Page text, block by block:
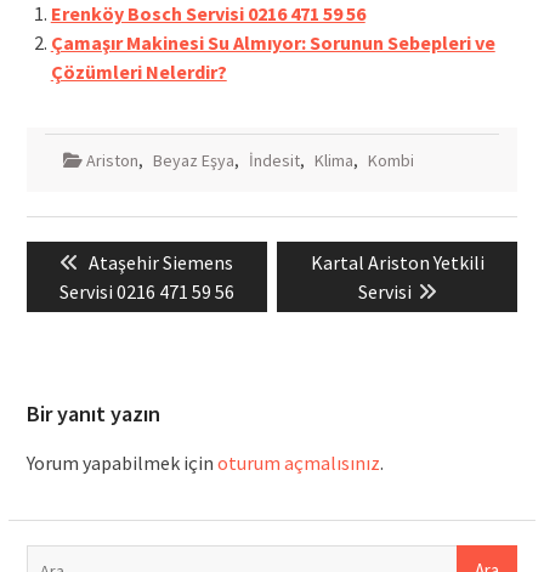
Erenköy Bosch Servisi 0216 471 59 56
Çamaşır Makinesi Su Almıyor: Sorunun Sebepleri ve
Çözümleri Nelerdir?
Ariston, Beyaz Eşya, İndesit, Klima, Kombi
gezinmesi
Previous
post:
Ataşehir Siemens
Servisi 0216 471 59 56
Next
Kartal Ariston Yetkili
Servisi
Bir yanıt yazın
Yorum yapabilmek için oturum açmalısınız.